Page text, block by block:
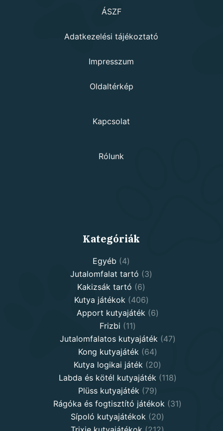
ÁSZF
Adatkezelési tájékoztató
Impresszum
Oldaltérkép
Kapcsolat
Rólunk
Kategóriák
Egyéb 44
products
Jutalomfalat tartó 33
Kakizsák tartó 66
products
Kutya játékok 406406
products
Apport kutyajáték 66
Frizbi 1111
products
Jutalomfalatos kutyajáték 4747
Kong kutyajáték 6464
products
Kutya logikai játék 2020
products
Labda és kötél kutyajáték 118118
Plüss kutyajáték 7979
products
Rágóka és fogtisztító játékok 3131
Sípoló kutyajátékok 2020
products
212